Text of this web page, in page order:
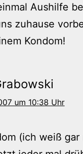
Aushilfe
zuhause
Kondom!
um 10:38 Uhr
(ich weiß